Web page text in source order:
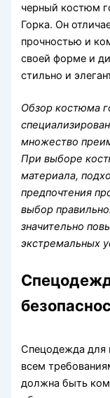
черный костюм
Горка. Он
прочностью и
своей форме и
стильно и
Обзор костюма
множество
При выборе
материала,
предпочтения
выбор
значительно
экстремальных
Спецодежда для
всем
должна быть